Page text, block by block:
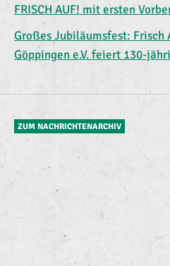
FRISCH AUF! mit ersten
Großes Jubiläumsfest: Frisch
Göppingen e.V. feiert 130-
ZUM NACHRICHTENARCHIV